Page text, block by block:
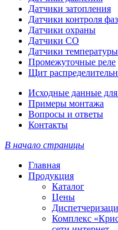
Датчики затопления
Датчики контроля фаз
Датчики охраны
Датчики СО
Датчики температуры
Промежуточные реле
Щит
Исходные данные
Примеры монтажа
Вопросы и ответы
Контакты
В начало страницы
Главная
Продукция
Каталог
Цены
Комплекс